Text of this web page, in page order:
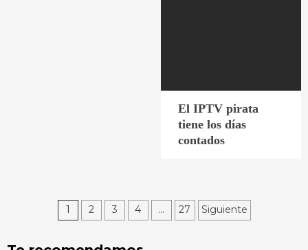
El IPTV pirata
tiene los días
contados
Paginación
1 2 3 4 … 27 Siguiente